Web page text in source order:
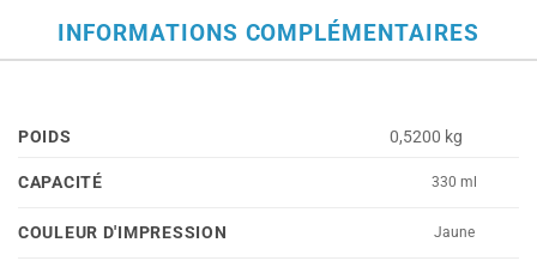
INFORMATIONS COMPLÉMENTAIRES
POIDS 0,5200 kg
CAPACITÉ 330 ml
COULEUR D'IMPRESSION Jaune